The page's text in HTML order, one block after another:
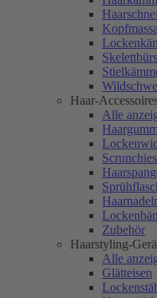
Haar-
Alle
Scrunchies
Zubehör
Haarstyling-
Alle
Glätteisen